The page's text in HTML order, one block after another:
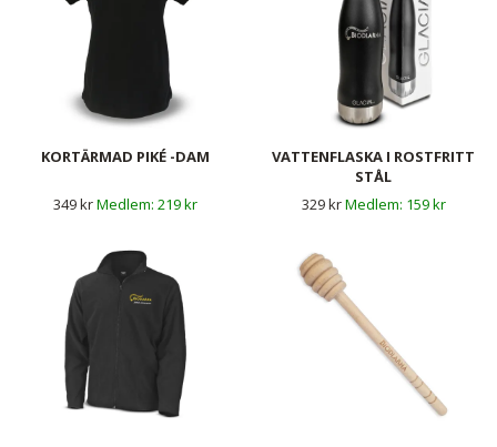
KORTÄRMAD PIKÉ -DAM
349 kr 219 kr
VATTENFLASKA I ROSTFRITT
STÅL
329 kr
159 kr